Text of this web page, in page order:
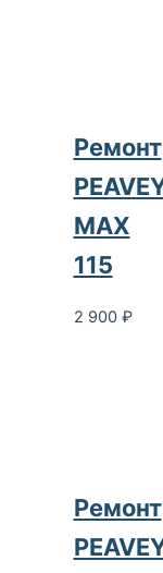
Ремонт
MAX
115
2 900 ₽
Ремонт